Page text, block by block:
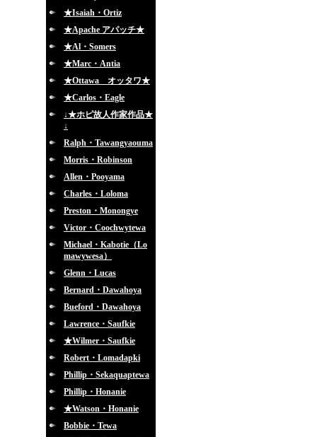
★Isaiah・Ortiz
★Apache アパッチ★
★Al・Somers
★Marc・Antia
★Ottawa オッタワ★
★Carlos・Eagle
↓★ホピ故人作家作品★
↓
Ralph・Tawangyaouma
Morris・Robinson
Allen・Pooyama
Charles・Loloma
Preston・Monongye
Victor・Coochwytewa
Michael・Kabotie（Lo
mawywesa）
Glenn・Lucas
Bernard・Dawahoya
Bueford・Dawahoya
Lawrence・Saufkie
★Wilmer・Saufkie
Robert・Lomadapki
Phillip・Sekaquaptewa
Phillip・Honanie
★Watson・Honanie
Bobbie・Tewa